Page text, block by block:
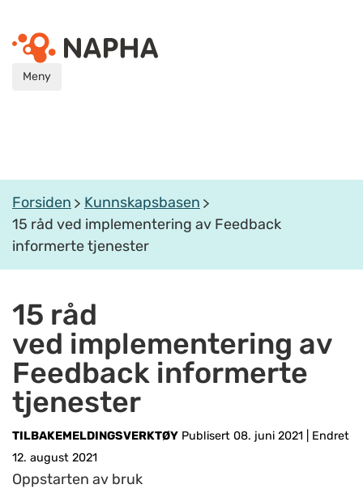
Meny
Forsiden
Kunnskapsbasen
15 råd ved implementering av Feedback
informerte tjenester
15 råd
ved implementering av
Feedback informerte
tjenester
TILBAKEMELDINGSVERKTØY Publisert 08. juni 2021
Endret
12. august 2021
Oppstarten av bruk